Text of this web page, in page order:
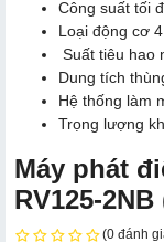
Công suất tối
Loại động cơ
Suất tiêu hao
Dung tích
Hệ thống làm
Trọng lượng
Máy phát
RV125-2NB
(0 đánh